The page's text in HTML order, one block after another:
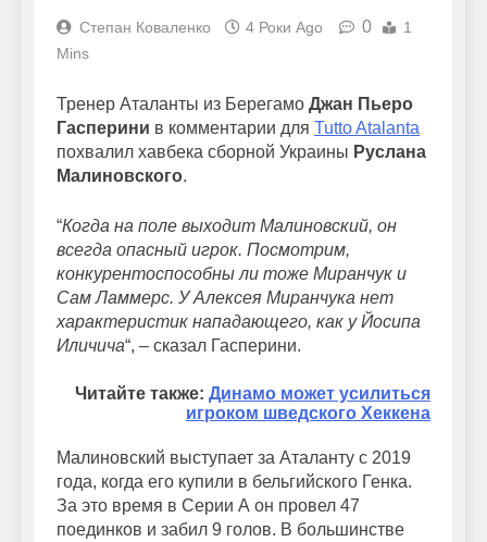
Степан Коваленко 4 Роки Ago 0
1
Mins
Тренер Аталанты из Берегамо Джан Пьеро
Гасперини в комментарии для Tutto Atalanta
похвалил хавбека сборной Украины Руслана
Малиновского.
“Когда на поле выходит Малиновский, он
всегда опасный игрок. Посмотрим,
конкурентоспособны ли тоже Миранчук и
Сам Ламмерс. У Алексея Миранчука нет
характеристик нападающего, как у Йосипа
Иличича“, – сказал Гасперини.
Читайте также: Динамо может усилиться
игроком шведского Хеккена
Малиновский выступает за Аталанту с 2019
года, когда его купили в бельгийского Генка.
За это время в Серии А он провел 47
поединков и забил 9 голов. В большинстве